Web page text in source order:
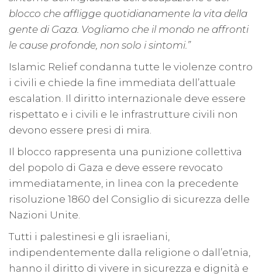
blocco che affligge quotidianamente la vita della
gente di Gaza. Vogliamo che il mondo ne affronti
le cause profonde, non solo i sintomi.”
Islamic Relief condanna tutte le violenze contro
i civili e chiede la fine immediata dell’attuale
escalation. Il diritto internazionale deve essere
rispettato e i civili e le infrastrutture civili non
devono essere presi di mira.
Il blocco rappresenta una punizione collettiva
del popolo di Gaza e deve essere revocato
immediatamente, in linea con la precedente
risoluzione 1860 del Consiglio di sicurezza delle
Nazioni Unite.
Tutti i palestinesi e gli israeliani,
indipendentemente dalla religione o dall’etnia,
hanno il diritto di vivere in sicurezza e dignità e